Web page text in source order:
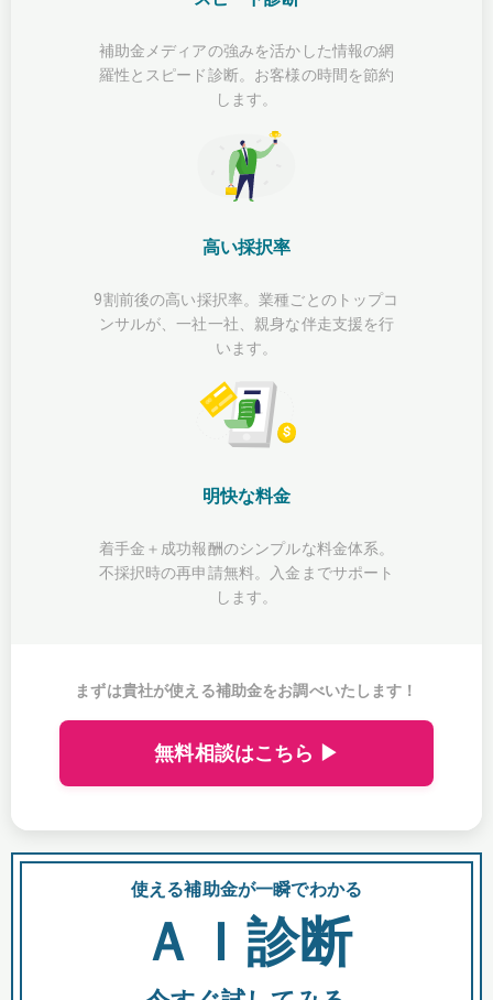
補助金メディアの強みを活かした情報の網
羅性とスピード診断。お客様の時間を節約
します。
高い採択率
9割前後の高い採択率。業種ごとのトップコ
ンサルが、一社一社、親身な伴走支援を行
います。
明快な料金
着手金＋成功報酬のシンプルな料金体系。
不採択時の再申請無料。入金までサポート
します。
まずは貴社が使える補助金をお調べいたします！
無料相談はこちら ▶
使える補助金が一瞬でわかる
ＡＩ診断